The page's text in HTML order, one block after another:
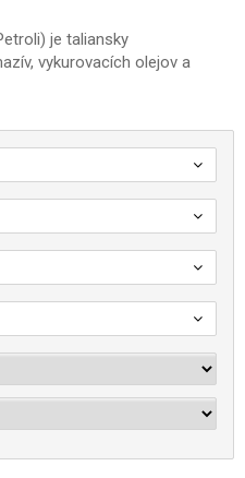
je taliansky
vykurovacích olejov a